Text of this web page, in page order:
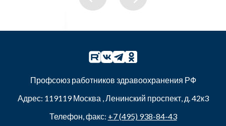
Профсоюз работников здравоохранения РФ
Адрес: 119119Москва ,Ленинский проспект, д. 42к3
Телефон, факс: +7 (495) 938-84-43